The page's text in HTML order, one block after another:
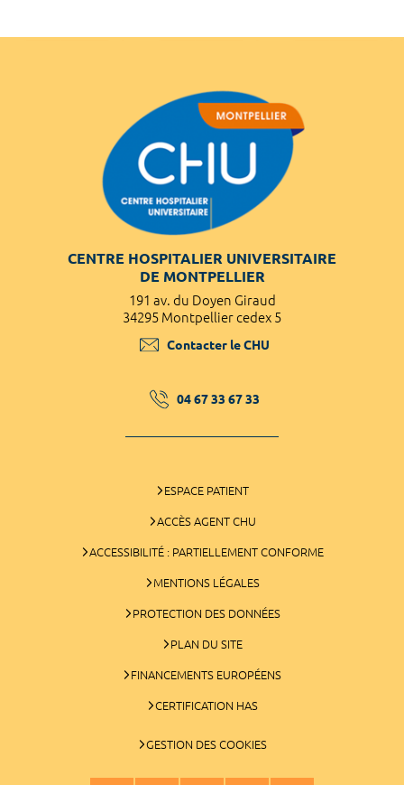
CENTRE HOSPITALIER UNIVERSITAIRE
DE MONTPELLIER
191 av. du Doyen Giraud
34295 Montpellier cedex 5
Contacter le CHU
04 67 33 67 33
ESPACE PATIENT
ACCÈS AGENT CHU
ACCESSIBILITÉ : PARTIELLEMENT CONFORME
MENTIONS LÉGALES
PROTECTION DES DONNÉES
PLAN DU SITE
FINANCEMENTS EUROPÉENS
CERTIFICATION HAS
GESTION DES COOKIES